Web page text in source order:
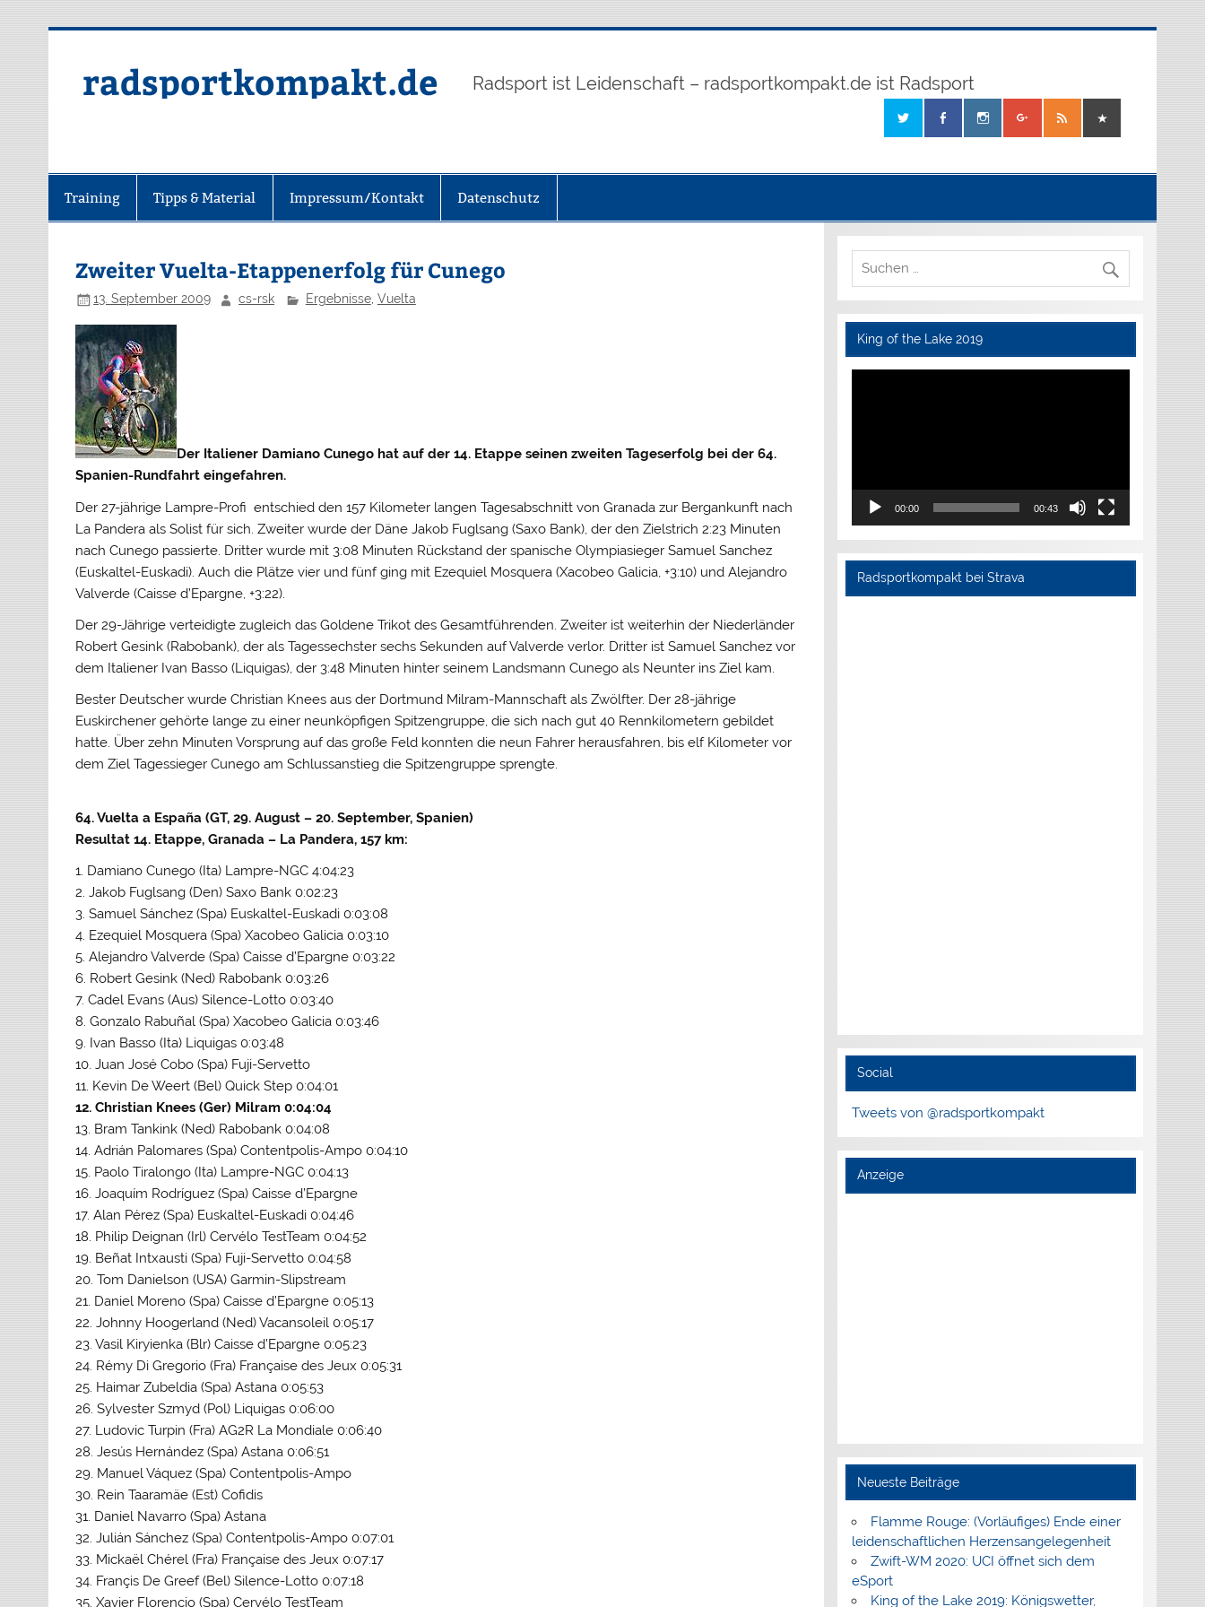
radsportkompakt.de Radsport ist Leidenschaft – radsportkompakt.de ist Radsport
Training Tipps & Material Impressum/Kontakt Datenschutz
Zweiter Vuelta-Etappenerfolg für Cunego
13. September 2009 cs-rsk Ergebnisse, Vuelta
Der Italiener Damiano Cunego hat auf der 14. Etappe seinen zweiten Tageserfolg bei der 64.
Spanien-Rundfahrt eingefahren.
Der 27-jährige Lampre-Profi entschied den 157 Kilometer langen Tagesabschnitt von Granada zur Bergankunft nach
La Pandera als Solist für sich. Zweiter wurde der Däne Jakob Fuglsang (Saxo Bank), der den Zielstrich 2:23 Minuten
nach Cunego passierte. Dritter wurde mit 3:08 Minuten Rückstand der spanische Olympiasieger Samuel Sanchez
(Euskaltel-Euskadi). Auch die Plätze vier und fünf ging mit Ezequiel Mosquera (Xacobeo Galicia, +3:10) und Alejandro
Valverde (Caisse d’Epargne, +3:22).
Der 29-Jährige verteidigte zugleich das Goldene Trikot des Gesamtführenden. Zweiter ist weiterhin der Niederländer
Robert Gesink (Rabobank), der als Tagessechster sechs Sekunden auf Valverde verlor. Dritter ist Samuel Sanchez vor
dem Italiener Ivan Basso (Liquigas), der 3:48 Minuten hinter seinem Landsmann Cunego als Neunter ins Ziel kam.
Bester Deutscher wurde Christian Knees aus der Dortmund Milram-Mannschaft als Zwölfter. Der 28-jährige
Euskirchener gehörte lange zu einer neunköpfigen Spitzengruppe, die sich nach gut 40 Rennkilometern gebildet
hatte. Über zehn Minuten Vorsprung auf das große Feld konnten die neun Fahrer herausfahren, bis elf Kilometer vor
dem Ziel Tagessieger Cunego am Schlussanstieg die Spitzengruppe sprengte.
64. Vuelta a España (GT, 29. August – 20. September, Spanien)
Resultat 14. Etappe, Granada – La Pandera, 157 km:
1. Damiano Cunego (Ita) Lampre-NGC 4:04:23
2. Jakob Fuglsang (Den) Saxo Bank 0:02:23
3. Samuel Sánchez (Spa) Euskaltel-Euskadi 0:03:08
4. Ezequiel Mosquera (Spa) Xacobeo Galicia 0:03:10
5. Alejandro Valverde (Spa) Caisse d’Epargne 0:03:22
6. Robert Gesink (Ned) Rabobank 0:03:26
7. Cadel Evans (Aus) Silence-Lotto 0:03:40
8. Gonzalo Rabuñal (Spa) Xacobeo Galicia 0:03:46
9. Ivan Basso (Ita) Liquigas 0:03:48
10. Juan José Cobo (Spa) Fuji-Servetto
11. Kevin De Weert (Bel) Quick Step 0:04:01
12. Christian Knees (Ger) Milram 0:04:04
13. Bram Tankink (Ned) Rabobank 0:04:08
14. Adrián Palomares (Spa) Contentpolis-Ampo 0:04:10
15. Paolo Tiralongo (Ita) Lampre-NGC 0:04:13
16. Joaquím Rodríguez (Spa) Caisse d’Epargne
17. Alan Pérez (Spa) Euskaltel-Euskadi 0:04:46
18. Philip Deignan (Irl) Cervélo TestTeam 0:04:52
19. Beñat Intxausti (Spa) Fuji-Servetto 0:04:58
20. Tom Danielson (USA) Garmin-Slipstream
21. Daniel Moreno (Spa) Caisse d’Epargne 0:05:13
22. Johnny Hoogerland (Ned) Vacansoleil 0:05:17
23. Vasil Kiryienka (Blr) Caisse d’Epargne 0:05:23
24. Rémy Di Gregorio (Fra) Française des Jeux 0:05:31
25. Haimar Zubeldia (Spa) Astana 0:05:53
26. Sylvester Szmyd (Pol) Liquigas 0:06:00
27. Ludovic Turpin (Fra) AG2R La Mondiale 0:06:40
28. Jesús Hernández (Spa) Astana 0:06:51
29. Manuel Váquez (Spa) Contentpolis-Ampo
30. Rein Taaramäe (Est) Cofidis
31. Daniel Navarro (Spa) Astana
32. Julián Sánchez (Spa) Contentpolis-Ampo 0:07:01
33. Mickaël Chérel (Fra) Française des Jeux 0:07:17
34. Françis De Greef (Bel) Silence-Lotto 0:07:18
35. Xavier Florencio (Spa) Cervélo TestTeam
King of the Lake 2019
Video-
00:00 00:43
Radsportkompakt bei Strava
Social
Tweets von @radsportkompakt
Anzeige
Neueste Beiträge
Flamme Rouge: (Vorläufiges) Ende einer
leidenschaftlichen Herzensangelegenheit
Zwift-WM 2020: UCI öffnet sich dem
eSport
King of the Lake 2019: Königswetter,